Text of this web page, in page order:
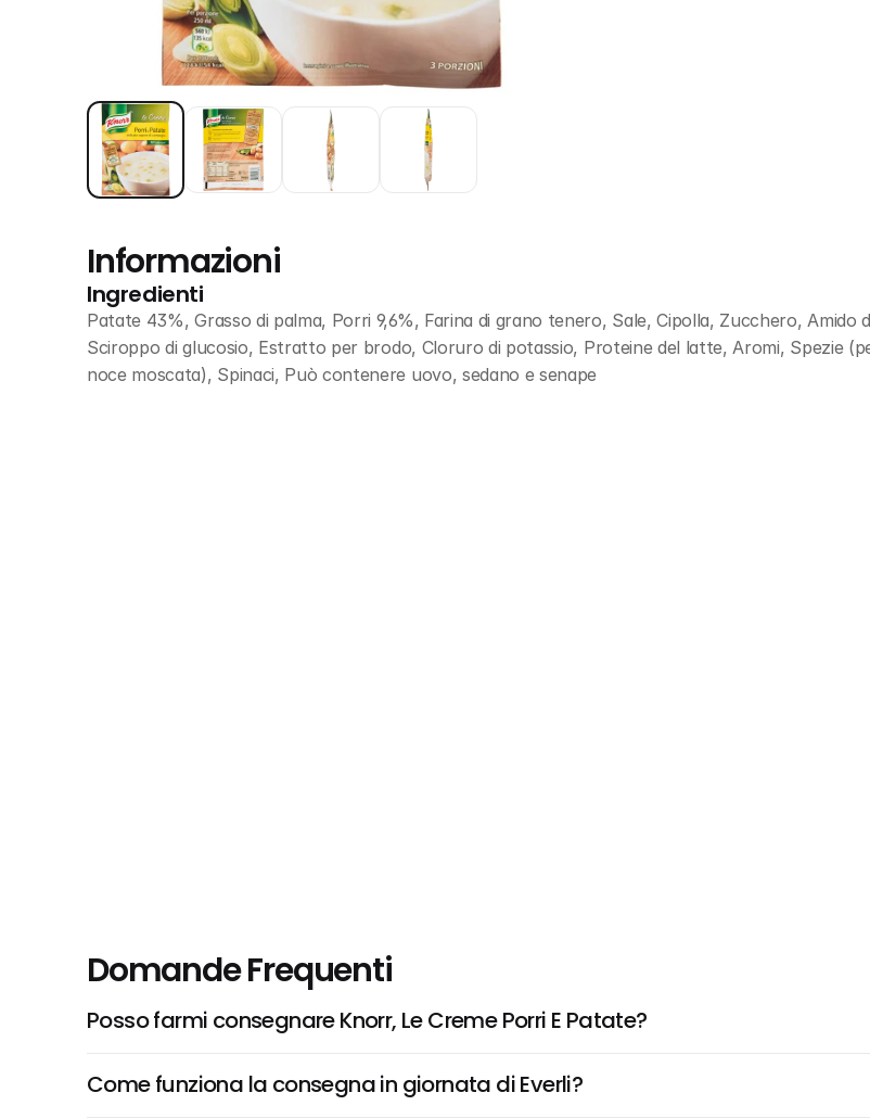
Informazioni
Ingredienti
Patate 43%, Grasso di palma, Porri 9,6%, Farina di grano tenero, Sale, Cipolla, Zucchero, Amido
Sciroppo di glucosio, Estratto per brodo, Cloruro di potassio, Proteine del latte, Aromi, Spezie
noce moscata), Spinaci, Può contenere uovo, sedano e senape
Domande Frequenti
Posso farmi consegnare Knorr, Le Creme Porri E Patate?
Come funziona la consegna in giornata di Everli?